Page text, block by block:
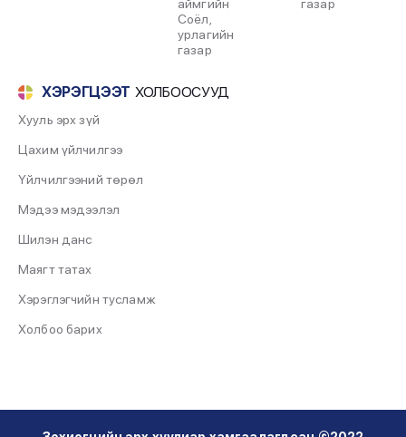
2022-07-31
Чингис хааны цэрэг, дайтах ухаан, зэр зэвсэг
Бүтэц
Танилцуулга
аймгийн
Соёл,
урлагийн
газар
газар
ХЭРЭГЦЭЭТ ХОЛБООСУУД
Хууль эрх зүй
Цахим үйлчилгээ
Үйлчилгээний төрөл
Мэдээ мэдээлэл
Шилэн данс
Маягт татах
Хэрэглэгчийн тусламж
Холбоо барих